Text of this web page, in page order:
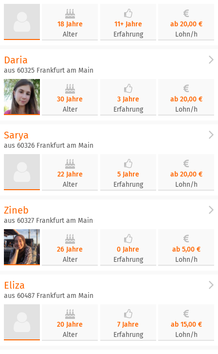
18 Jahre
Alter
11+ Jahre
Erfahrung
ab 20,00 €
Lohn/h
Daria
aus 60325 Frankfurt am Main
30 Jahre
Alter
3 Jahre
Erfahrung
ab 20,00 €
Lohn/h
Sarya
aus 60326 Frankfurt am Main
22 Jahre
Alter
5 Jahre
Erfahrung
ab 20,00 €
Lohn/h
Zineb
aus 60327 Frankfurt am Main
26 Jahre
Alter
0 Jahre
Erfahrung
ab 5,00 €
Lohn/h
Eliza
aus 60487 Frankfurt am Main
20 Jahre
Alter
7 Jahre
Erfahrung
ab 15,00 €
Lohn/h